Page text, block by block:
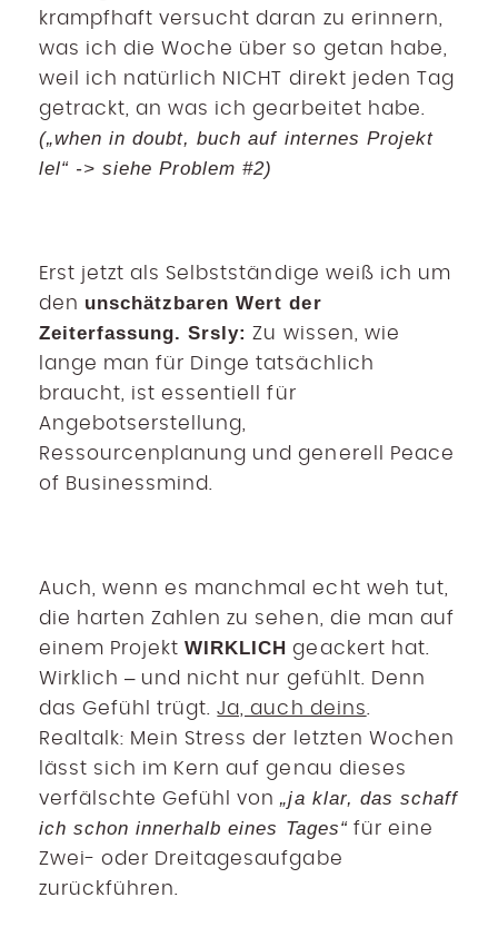
krampfhaft versucht daran zu erinnern,
was ich die Woche über so getan habe,
weil ich natürlich NICHT direkt jeden Tag
getrackt, an was ich gearbeitet habe.
(„when in doubt, buch auf internes Projekt
lel“ -> siehe Problem #2)
Erst jetzt als Selbstständige weiß ich um
den unschätzbaren Wert der
Zeiterfassung. Srsly: Zu wissen, wie
lange man für Dinge tatsächlich
braucht, ist essentiell für
Angebotserstellung,
Ressourcenplanung und generell Peace
of Businessmind.
Auch, wenn es manchmal echt weh tut,
die harten Zahlen zu sehen, die man auf
einem ProjektWIRKLICH geackert hat.
Wirklich – und nicht nur gefühlt. Denn
das Gefühl trügt.Ja, auch deins
Realtalk: Mein Stress der letzten Wochen
lässt sich im Kern auf genau dieses
verfälschte Gefühl von„ja klar, das schaff
ich schon innerhalb eines Tages“ für eine
Zwei- oder Dreitagesaufgabe
zurückführen.